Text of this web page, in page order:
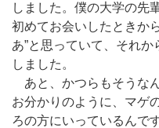
しました。僕の大学の先
初めてお会いしたときか
あ”と思っていて、それ
しました。
あと、かつらもそうな
お分かりのように、マゲ
ろの方にいっているんで